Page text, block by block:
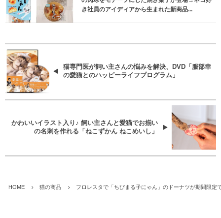
き社員のアイディアから生まれた新商品...
猫専門医が飼い主さんの悩みを解決、DVD「服部幸
の愛猫とのハッピーライフプログラム」
かわいいイラスト入り♪ 飼い主さんと愛猫でお揃い
の名刺を作れる「ねこずかん ねこめいし」
HOME 猫の商品 フロレスタで「ちびまる子にゃん」のドーナツが期間限定